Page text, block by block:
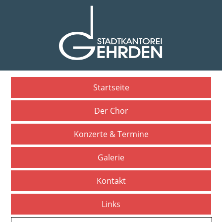
Startseite
Der Chor
Konzerte & Termine
Galerie
Kontakt
Links